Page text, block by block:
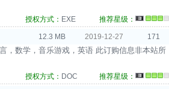
授权方式： EXE 推荐星级：
12.3 MB 2019-12-27 171
，数学，音乐游戏，英语 此订购信息非本站所
授权方式： DOC 推荐星级：